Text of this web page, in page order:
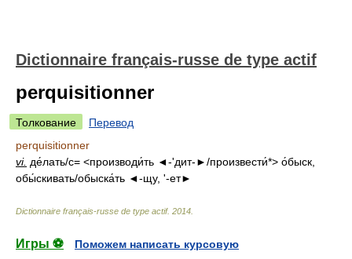
Dictionnaire français-russe de type actif
perquisitionner
Толкование
Перевод
perquisitionner
vi. де́лать/с= <производи́ть ◄-'дит-►/произвести́*> о́быск,
обы́скивать/обыска́ть ◄-щу, '-ет►
Dictionnaire français-russe de type actif. 2014
Игры ⚽
Поможем написать курсовую